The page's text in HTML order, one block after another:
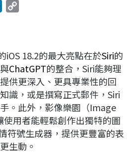
e
d
I
n
L
i
n
k
iOS 18.2的最大亮點在於Siri的
ChatGPT的整合，Siri能夠理
供更深入、更具專業性的回
識，或是撰寫正式郵件，Siri
。此外，影像樂園（Image
用者能輕鬆創作出獨特的圖
符號生成器，提供更豐富的表
生動。